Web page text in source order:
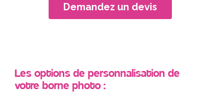
Demandez un devis
Les options de personnalisation de
votre borne photo :